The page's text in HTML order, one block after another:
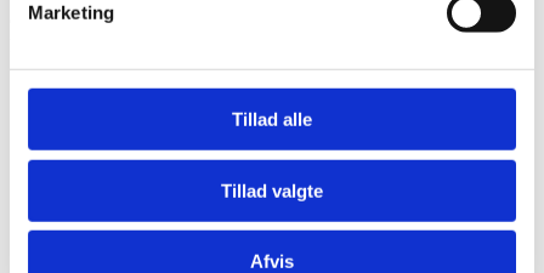
Marketing
Tillad alle
Tillad valgte
Afvis
99,- Mere info